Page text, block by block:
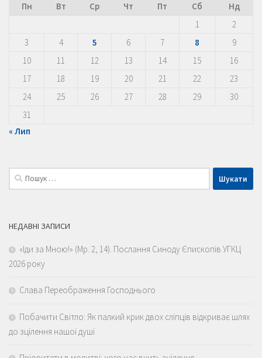
Пн
Вт Ср Чт Пт Сб
Нд
1
2
3
4 5 6 7 8
9
10
11 12 13 14 15
16
17
18 19 20 21 22
23
24
25 26 27 28 29
30
31
« Лип
Пошук:
НЕДАВНІ ЗАПИСИ
«Іди за Мною!» (Мр. 2, 14). Послання Синоду Єпископів УГКЦ
2026 року
Слава Переображення Господнього
Побачити Світло: Як палкий крик двох сліпців відкриває шлях
до зцілення нашої душі